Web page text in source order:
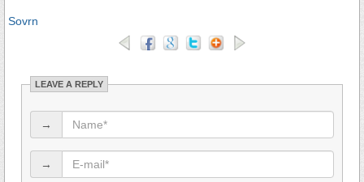
Sovrn
LEAVE A REPLY
→
→